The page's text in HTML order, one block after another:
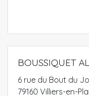
BOUSSIQUET
6 rue du Bout du
79160 Villiers-en-